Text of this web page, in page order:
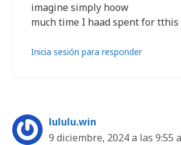
imagine simply hoow
much time I haad spent for
Inicia sesión para responder
lululu.win
9 diciembre, 2024 a las 9:55